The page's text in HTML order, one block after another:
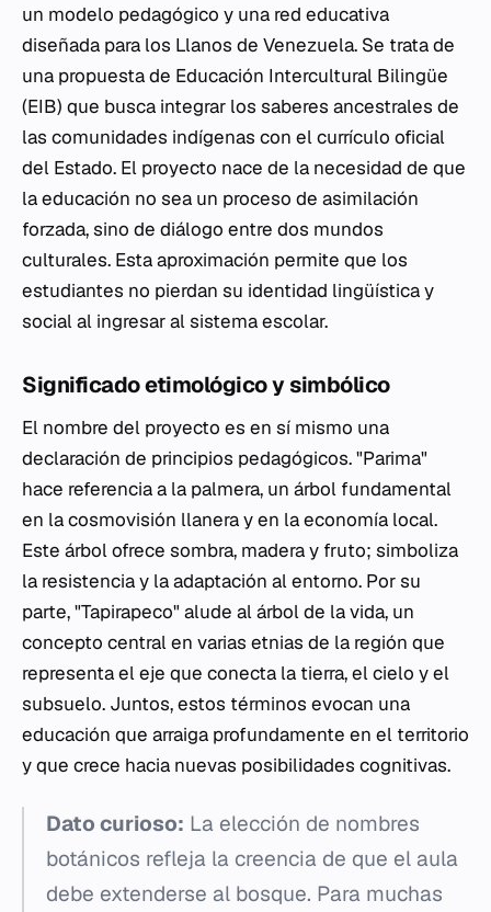
un modelo pedagógico y una red educativa
diseñada para los Llanos de Venezuela. Se trata de
una propuesta de Educación Intercultural Bilingüe
(EIB) que busca integrar los saberes ancestrales de
las comunidades indígenas con el currículo oficial
del Estado. El proyecto nace de la necesidad de que
la educación no sea un proceso de asimilación
forzada, sino de diálogo entre dos mundos
culturales. Esta aproximación permite que los
estudiantes no pierdan su identidad lingüística y
social al ingresar al sistema escolar.
Significado etimológico y simbólico
El nombre del proyecto es en sí mismo una
declaración de principios pedagógicos. "Parima"
hace referencia a la palmera, un árbol fundamental
en la cosmovisión llanera y en la economía local.
Este árbol ofrece sombra, madera y fruto; simboliza
la resistencia y la adaptación al entorno. Por su
parte, "Tapirapeco" alude al árbol de la vida, un
concepto central en varias etnias de la región que
representa el eje que conecta la tierra, el cielo y el
subsuelo. Juntos, estos términos evocan una
educación que arraiga profundamente en el territorio
y que crece hacia nuevas posibilidades cognitivas.
Dato curioso: La elección de nombres
botánicos refleja la creencia de que el aula
debe extenderse al bosque. Para muchas